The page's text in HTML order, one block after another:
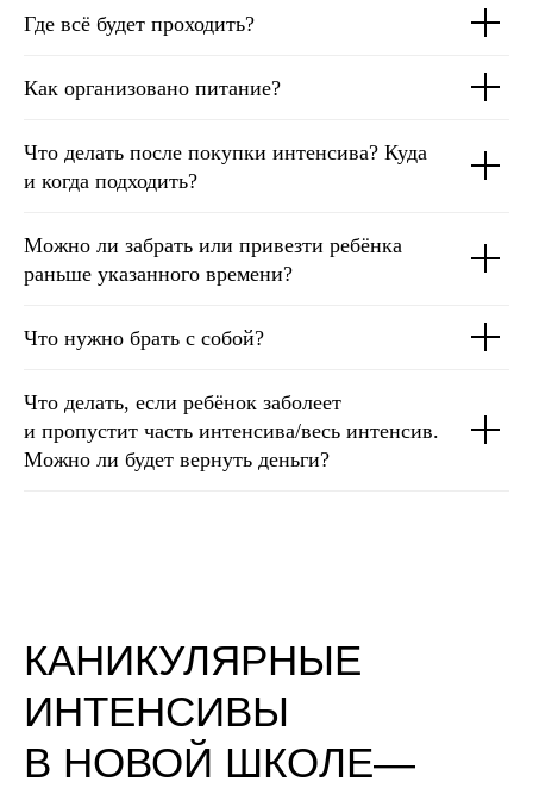
Где всё будет проходить?
Как организовано питание?
Что делать после покупки интенсива? Куда
и когда подходить?
Можно ли забрать или привезти ребёнка
раньше указанного времени?
Что нужно брать с собой?
Что делать, если ребёнок заболеет
и пропустит часть интенсива/весь интенсив.
Можно ли будет вернуть деньги?
КАНИКУЛЯРНЫЕ
ИНТЕНСИВЫ
В НОВОЙ ШКОЛЕ—